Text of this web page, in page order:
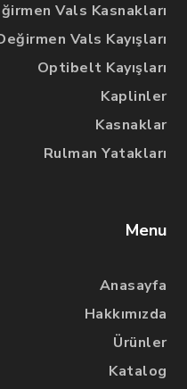
Vals Kasnakları
Vals Kayışları
Optibelt Kayışları
Kaplinler
Kasnaklar
Rulman Yatakları
Menu
Anasayfa
Hakkımızda
Ürünler
Katalog